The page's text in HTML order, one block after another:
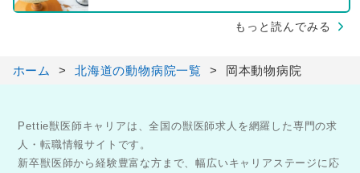
もっと読んでみる
ホーム 北海道の動物病院一覧 岡本動物病院
Pettie獣医師キャリアは、全国の獣医師求人を網羅した専門の求
人・転職情報サイトです。
新卒獣医師から経験豊富な方まで、幅広いキャリアステージに応